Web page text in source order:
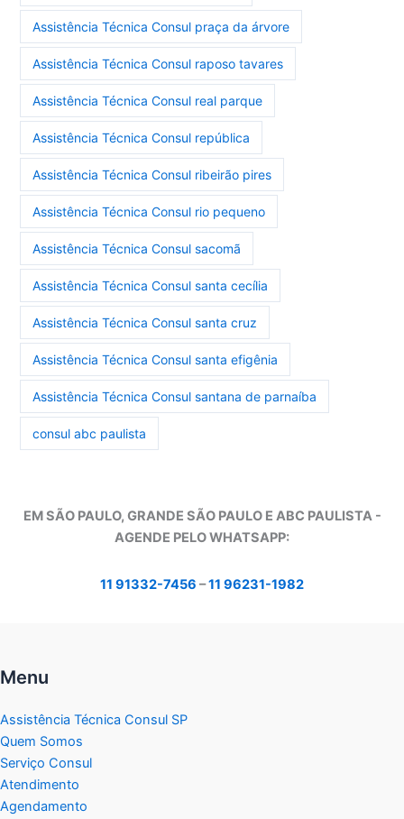
Assistência Técnica Consul praça da árvore
Assistência Técnica Consul raposo tavares
Assistência Técnica Consul real parque
Assistência Técnica Consul república
Assistência Técnica Consul ribeirão pires
Assistência Técnica Consul rio pequeno
Assistência Técnica Consul sacomã
Assistência Técnica Consul santa cecília
Assistência Técnica Consul santa cruz
Assistência Técnica Consul santa efigênia
Assistência Técnica Consul santana de parnaíba
consul abc paulista
EM SÃO PAULO, GRANDE SÃO PAULO E ABC PAULISTA -
AGENDE PELO WHATSAPP:
11 91332-7456 –11 96231-1982
Menu
Assistência Técnica Consul SP
Quem Somos
Serviço Consul
Atendimento
Agendamento